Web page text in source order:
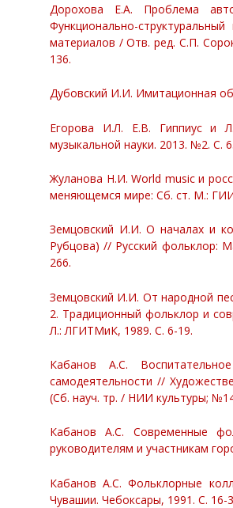
Дорохова Е.А. Проблема
Функционально-
материалов / Отв. ред. С.П.
136.
Дубовский И.И. Имитационная
Егорова И.Л. Е.В. Гиппиус и
музыкальной науки. 2013. №2. С.
Жуланова Н.И. World music и
меняющемся мире: Сб. ст. М.:
Земцовский И.И. О началах и
Рубцова) // Русский фольклор:
266.
Земцовский И.И. От народной
2. Традиционный фольклор и
Л.: ЛГИТМиК, 1989. С. 6-19.
Кабанов А.С.
самодеятельности //
(Сб. науч. тр. / НИИ культуры;
Кабанов А.С. Современные
руководителям и участникам
Кабанов А.С. Фольклорные
Чувашии. Чебоксары, 1991. С. 16-